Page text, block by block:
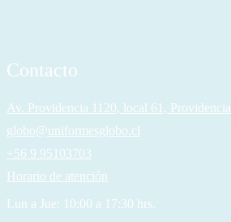
Contacto
Av. Providencia 1120, local 61, Providencia
globo@uniformesglobo.cl
+56 9 95103703
Horario de atención
Lun a Jue: 10:00 a 17:30 hrs.